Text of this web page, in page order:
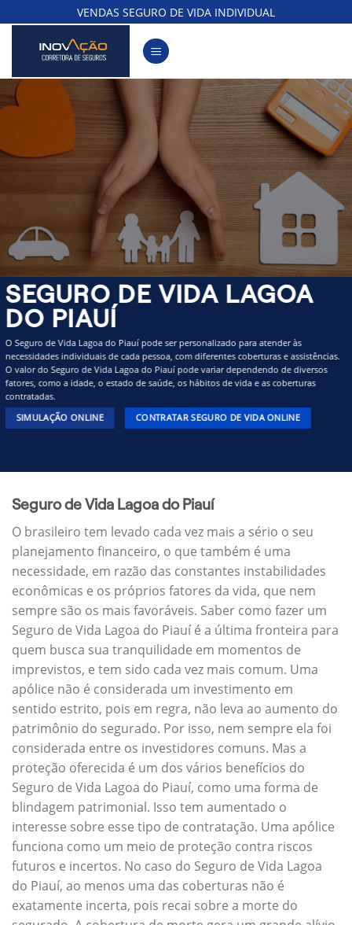
to
content
VENDAS SEGURO DE VIDA INDIVIDUAL
SEGURO DE VIDA LAGOA
DO PIAUÍ
O Seguro de Vida Lagoa do Piauí pode ser personalizado para atender às
necessidades individuais de cada pessoa, com diferentes coberturas e assistências.
O valor do Seguro de Vida Lagoa do Piauí pode variar dependendo de diversos
fatores, como a idade, o estado de saúde, os hábitos de vida e as coberturas
contratadas.
SIMULAÇÃO ONLINE CONTRATAR SEGURO DE VIDA ONLINE
Seguro de Vida Lagoa do Piauí
O brasileiro tem levado cada vez mais a sério o seu
planejamento financeiro, o que também é uma
necessidade, em razão das constantes instabilidades
econômicas e os próprios fatores da vida, que nem
sempre são os mais favoráveis. Saber como fazer um
Seguro de Vida Lagoa do Piauí é a última fronteira para
quem busca sua tranquilidade em momentos de
imprevistos, e tem sido cada vez mais comum. Uma
apólice não é considerada um investimento em
sentido estrito, pois em regra, não leva ao aumento do
patrimônio do segurado. Por isso, nem sempre ela foi
considerada entre os investidores comuns. Mas a
proteção oferecida é um dos vários benefícios do
Seguro de Vida Lagoa do Piauí, como uma forma de
blindagem patrimonial. Isso tem aumentado o
interesse sobre esse tipo de contratação. Uma apólice
funciona como um meio de proteção contra riscos
futuros e incertos. No caso do Seguro de Vida Lagoa
do Piauí, ao menos uma das coberturas não é
exatamente incerta, pois recai sobre a morte do